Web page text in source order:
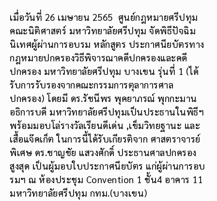
เมื่อวันที่ 26 เมษายน 2565 ศูนย์กฎหมายศรีปทุม
คณะนิติศาสตร์ มหาวิทยาลัยศรีปทุม จัดพิธีปัจฉิม
นิเทศผู้ผ่านการอบรม หลักสูตร ประกาศนียบัตรทาง
กฎหมายปกครองวิธีพิจารณาคดีปกครองและคดี
ปกครอง มหาวิทยาลัยศรีปทุม บางเขน รุ่นที่ 1 (ได้
รับการรับรองจากคณะกรรมการตุลาการศาล
ปกครอง) โดยมี ดร.รัชนีพร พุคยาภรณ์ พุกกะมาน
อธิการบดี มหาวิทยาลัยศรีปทุมเป็นประธานในพิธีฯ
พร้อมมอบโล่รางวัลเรียนดีเด่น ,เข็มวิทยฐานะ และ
เสื้อแจ๊คเก็ต ในการนี้ได้รับเกียรติจาก ศาสตราจารย์
พิเศษ ดร.ชาญชัย แสวงศักดิ์ ประธานศาลปกครอง
สูงสุด เป็นผู้มอบใบประกาศนียบัตร แก่ผู้ผ่านการอบ
รมฯ ณ ห้องประชุม Convention 1 ชั้น4 อาคาร 11
มหาวิทยาลัยศรีปทุม กทม.(บางเขน)